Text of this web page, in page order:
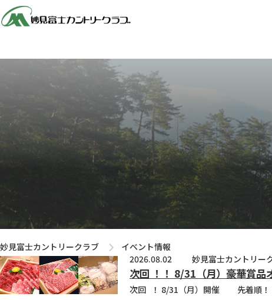
妙見富士カントリークラブ
イベント情報
2026.08.02
妙見富士カントリー
次回 ！！ 8/31（月）豪華賞品